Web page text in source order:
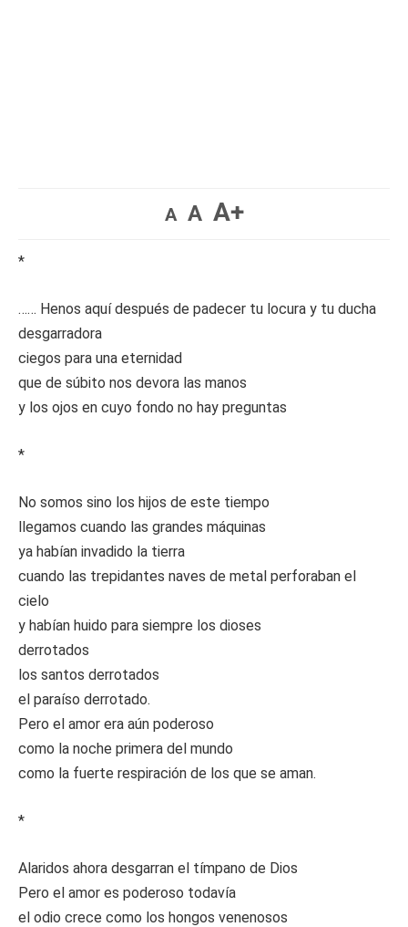
A A A+
*
…… Henos aquí después de padecer tu locura y tu ducha
desgarradora
ciegos para una eternidad
que de súbito nos devora las manos
y los ojos en cuyo fondo no hay preguntas
*
No somos sino los hijos de este tiempo
llegamos cuando las grandes máquinas
ya habían invadido la tierra
cuando las trepidantes naves de metal perforaban el
cielo
y habían huido para siempre los dioses
derrotados
los santos derrotados
el paraíso derrotado.
Pero el amor era aún poderoso
como la noche primera del mundo
como la fuerte respiración de los que se aman.
*
Alaridos ahora desgarran el tímpano de Dios
Pero el amor es poderoso todavía
el odio crece como los hongos venenosos